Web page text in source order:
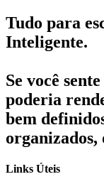
Tudo para
Inteligente.
Se você
poderia
bem
organizados,
Links Úteis